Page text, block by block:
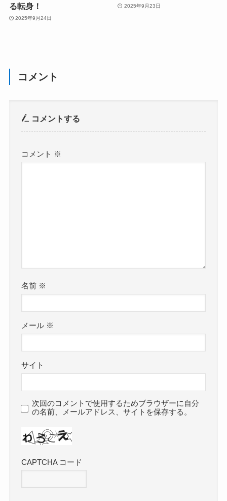
る転身！
2025年9月24日
2025年9月23日
コメント
コメントする
コメント ※
名前 ※
メール ※
サイト
次回のコメントで使用するためブラウザーに自分
の名前、メールアドレス、サイトを保存する。
CAPTCHA コード